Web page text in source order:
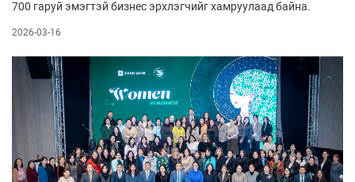
700 гаруй эмэгтэй бизнес эрхлэгчийг хамруулаад байна.
2026-03-16